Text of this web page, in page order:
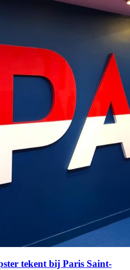
tekent bij Paris Saint-